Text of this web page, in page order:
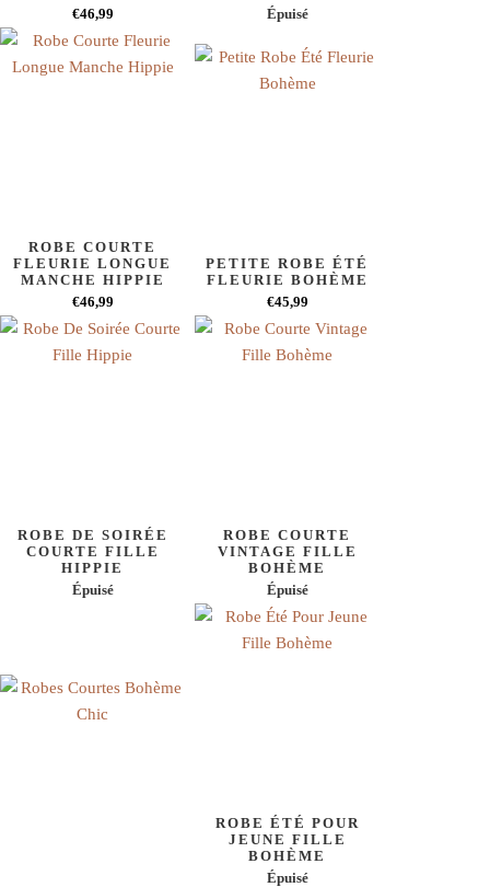
€46,99
Épuisé
ROBE COURTE
FLEURIE LONGUE
MANCHE HIPPIE
€46,99
PETITE ROBE ÉTÉ
FLEURIE BOHÈME
€45,99
ROBE DE SOIRÉE
COURTE FILLE
HIPPIE
Épuisé
ROBE COURTE
VINTAGE FILLE
BOHÈME
Épuisé
ROBE ÉTÉ POUR
JEUNE FILLE
BOHÈME
Épuisé